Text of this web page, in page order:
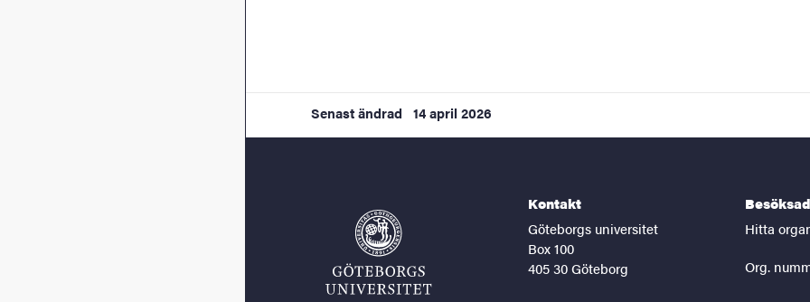
Senast ändrad 14 april 2026
Kontakt
Göteborgs universitet
Box 100
405 30 Göteborg
Hitta
Org.